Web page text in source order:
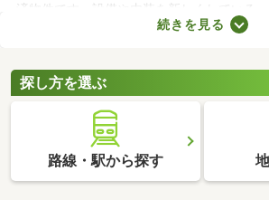
済物件です。設備や内装を新しくしている
りに変えているなど、住みやすさが格段に
べて、気になるお部屋を見つけましょう。
続きを見る
探し方を選ぶ
路線・駅から探す